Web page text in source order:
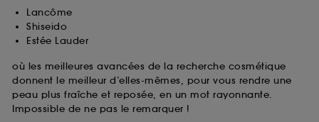
Lancôme
Shiseido
Estée Lauder
où les meilleures avancées de la recherche cosmétique
donnent le meilleur d’elles-mêmes, pour vous rendre une
peau plus fraîche et reposée, en un mot rayonnante.
Impossible de ne pas le remarquer !